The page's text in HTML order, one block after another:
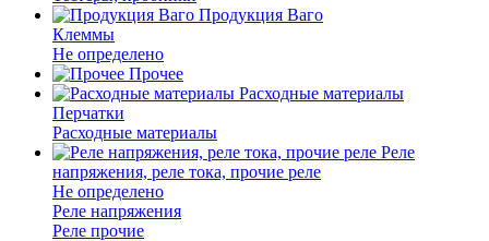
Продукция Ваго
Клеммы
Не определено
Прочее
Расходные материалы
Перчатки
Расходные материалы
Реле
напряжения, реле тока, прочие реле
Не определено
Реле напряжения
Реле прочие